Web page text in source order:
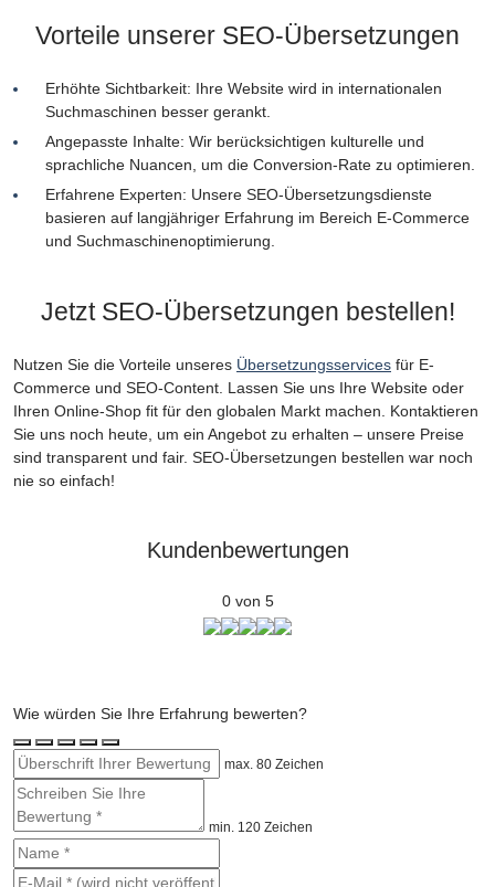
Vorteile unserer SEO-Übersetzungen
Erhöhte Sichtbarkeit: Ihre Website wird in internationalen
Suchmaschinen besser gerankt.
Angepasste Inhalte: Wir berücksichtigen kulturelle und
sprachliche Nuancen, um die Conversion-Rate zu optimieren.
Erfahrene Experten: Unsere SEO-Übersetzungsdienste
basieren auf langjähriger Erfahrung im Bereich E-Commerce
und Suchmaschinenoptimierung.
Jetzt SEO-Übersetzungen bestellen!
Nutzen Sie die Vorteile unseres Übersetzungsservices für E-
Commerce und SEO-Content. Lassen Sie uns Ihre Website oder
Ihren Online-Shop fit für den globalen Markt machen. Kontaktieren
Sie uns noch heute, um ein Angebot zu erhalten – unsere Preise
sind transparent und fair. SEO-Übersetzungen bestellen war noch
nie so einfach!
Kundenbewertungen
0 von 5
Wie würden Sie Ihre Erfahrung bewerten?
max. 80 Zeichen
min. 120 Zeichen